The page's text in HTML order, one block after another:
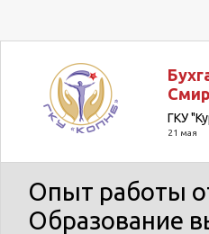
ГКУ
21 мая
Опыт работы
Образование